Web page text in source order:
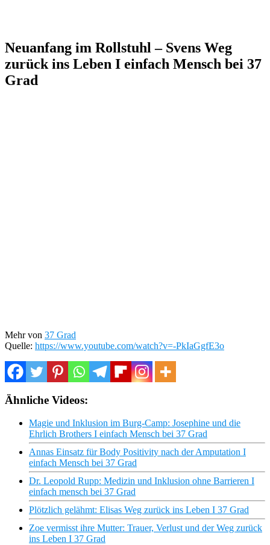
Neuanfang im Rollstuhl – Svens Weg
zurück ins Leben I einfach Mensch bei 37
Grad
Mehr von 37 Grad
Quelle: https://www.youtube.com/watch?v=-PkIaGgfE3o
Ähnliche Videos:
Magie und Inklusion im Burg-Camp: Josephine und die
Ehrlich Brothers I einfach Mensch bei 37 Grad
Annas Einsatz für Body Positivity nach der Amputation I
einfach Mensch bei 37 Grad
Dr. Leopold Rupp: Medizin und Inklusion ohne Barrieren I
einfach mensch bei 37 Grad
Plötzlich gelähmt: Elisas Weg zurück ins Leben I 37 Grad
Zoe vermisst ihre Mutter: Trauer, Verlust und der Weg zurück
ins Leben I 37 Grad